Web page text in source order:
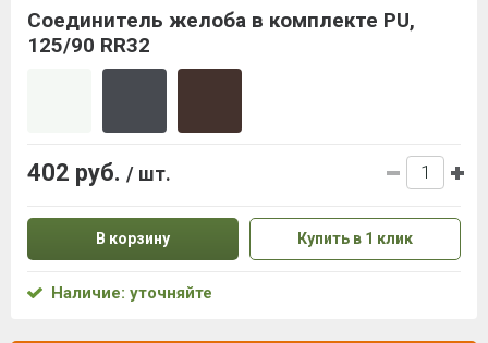
Соединитель желоба в комплекте PU,
125/90 RR32
402 руб. / шт.
В корзину Купить в 1 клик
Наличие: уточняйте